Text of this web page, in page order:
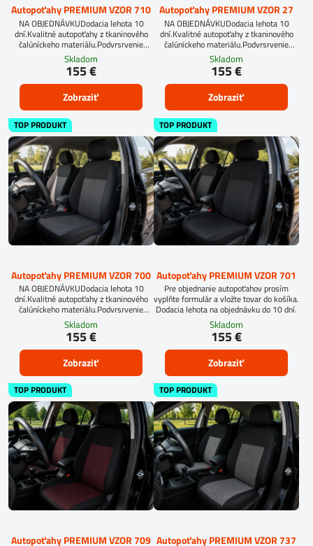
Autopoťahy PREMIUM VZOR 710
NA OBJEDNÁVKUDodacia lehota 10
dní.Kvalitné autopoťahy z tkaninového
čalúníckeho materiálu.Podvrsrvenie
molitan 5 mm.Pre objednanie autopoťahu
na mieru je potrebné vyplniť
objednávkový formulár.OBJEDNAŤ TU
Skladom
155 €
Zobraziť
Autopoťahy PREMIUM VZOR 27
NA OBJEDNÁVKUDodacia lehota 10
dní.Kvalitné autopoťahy z tkaninového
čalúníckeho materiálu.Podvrsrvenie
molitan 5 mm.
Skladom
155 €
Zobraziť
TOP PRODUKT
Autopoťahy PREMIUM VZOR 700
NA OBJEDNÁVKUDodacia lehota 10
dní.Kvalitné autopoťahy z tkaninového
čalúníckeho materiálu.Podvrsrvenie
molitan 5 mm.
Skladom
155 €
Zobraziť
TOP PRODUKT
Autopoťahy PREMIUM VZOR 701
Pre objednanie autopoťahov prosím
vyplňte formulár a vložte tovar do košíka.
Dodacia lehota na objednávku do 10 dní.
Skladom
155 €
Zobraziť
TOP PRODUKT
Autopoťahy PREMIUM VZOR 709
TOP PRODUKT
Autopoťahy PREMIUM VZOR 737